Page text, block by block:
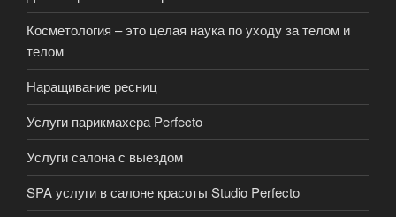
Косметология – это целая наука по уходу за телом и
телом
Наращивание ресниц
Услуги парикмахера Perfecto
Услуги салона с выездом
SPA услуги в салоне красоты Studio Perfecto